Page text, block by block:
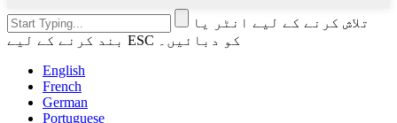
تلاش کرنے کے لیے انٹر یا
بند کرنے کے لیے ESC کو دبائیں۔
English
French
German
Portuguese